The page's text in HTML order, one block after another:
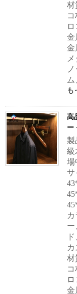
材
金
金
も
高
ー
製
級
場
サ
ー
カ
材
金